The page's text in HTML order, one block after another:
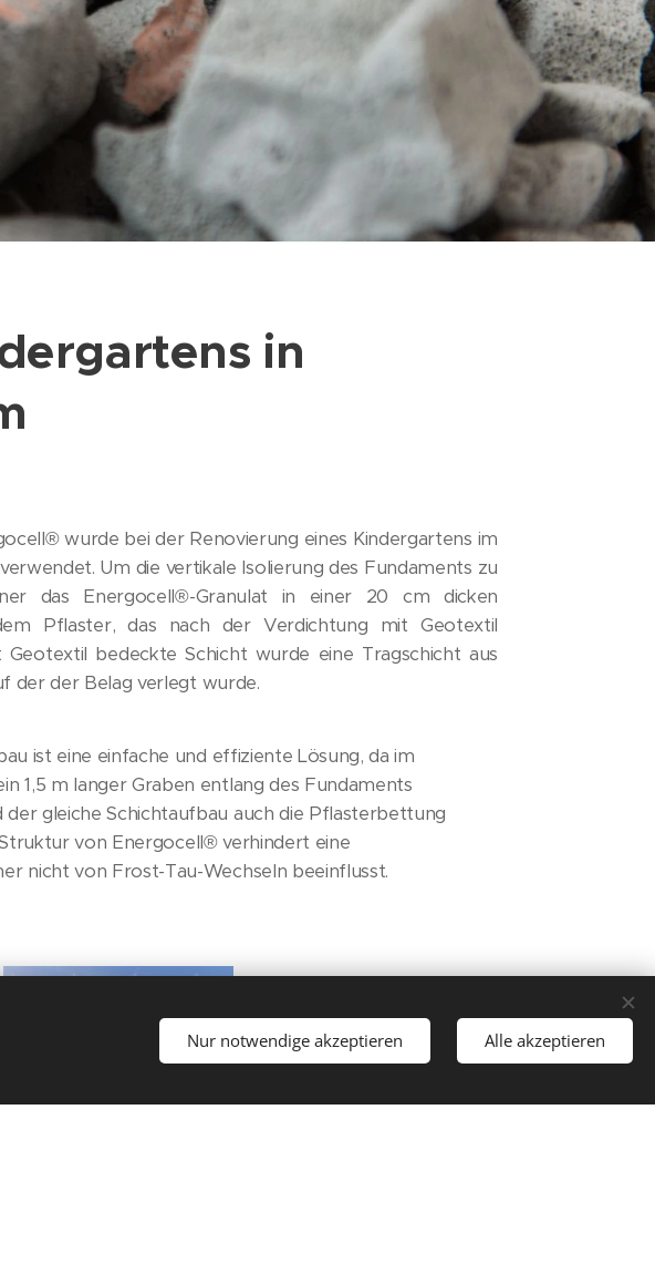
in
wurde bei der Renovierung eines Kindergartens im
Um die vertikale Isolierung des Fundaments zu
das Energocell®-Granulat in einer 20 cm dicken
Pflaster, das nach der Verdichtung mit Geotextil
bedeckte Schicht wurde eine Tragschicht aus
der der Belag verlegt wurde.
ist eine einfache und effiziente Lösung, da im
1,5 m langer Graben entlang des Fundaments
gleiche Schichtaufbau auch die Pflasterbettung
von Energocell® verhindert eine
nicht von Frost-Tau-Wechseln beeinflusst.
Nur notwendige akzeptieren Alle akzeptieren